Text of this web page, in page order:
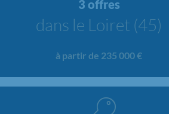
3 offres
dans le Loiret (45)
à partir de 235 000 €